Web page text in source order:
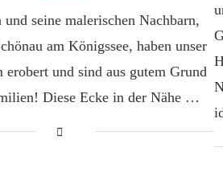
und seine malerischen Nachbarn,
am Königssee, haben unser
und sind aus gutem Grund
Diese Ecke in der Nähe …